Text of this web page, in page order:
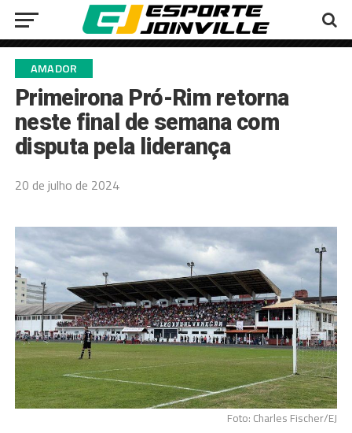
AMADOR
Primeirona Pró-Rim retorna
neste final de semana com
disputa pela liderança
20 de julho de 2024
Foto: Charles Fischer/EJ